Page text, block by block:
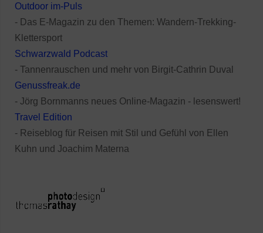
Outdoor im-Puls
- Das E-Magazin zu den Themen: Wandern-Trekking-
Klettersport
Schwarzwald Podcast
- Tannenrauschen und mehr von Birgit-Cathrin Duval
Genussfreak.de
- Jörg Bornmanns neues Online-Magazin - lesenswert!
Travel Edition
- Reiseblog für Reisen mit Stil und Gefühl von Ellen
Kuhn und Joachim Materna